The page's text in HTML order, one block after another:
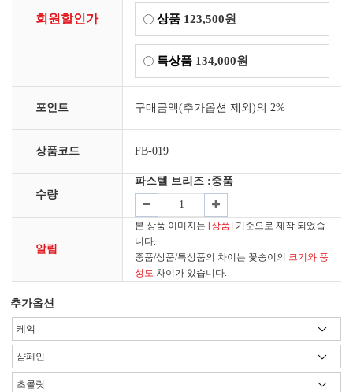
회원할인가 상품 123,500원
특상품 134,000원
포인트 구매금액(추가옵션 제외)의 2%
상품코드 FB-019
수량
파스텔 브리즈 :중품
알림
본 상품 이미지는 [상품] 기준으로 제작 되었습
니다.
중품/상품/특상품의 차이는 꽃송이의 크기와 풍
성도 차이가 있습니다.
추가옵션